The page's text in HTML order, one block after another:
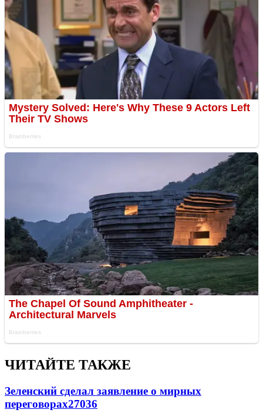
ЧИТАЙТЕ ТАКЖЕ
Зеленский сделал заявление о мирных
переговорах27036